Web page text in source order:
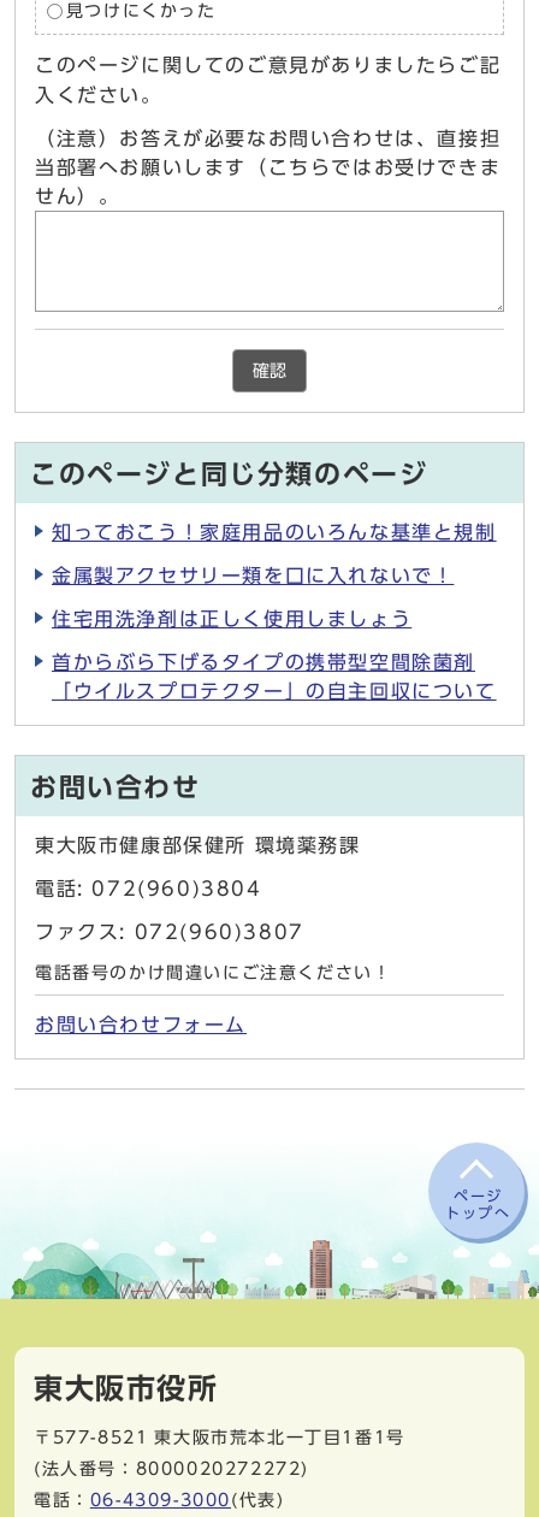
見つけにくかった
このページに関してのご意見がありましたらご記
入ください。
（注意）お答えが必要なお問い合わせは、直接担
当部署へお願いします（こちらではお受けできま
せん）。
確認
このページと同じ分類のページ
知っておこう！家庭用品のいろんな基準と規制
金属製アクセサリー類を口に入れないで！
住宅用洗浄剤は正しく使用しましょう
首からぶら下げるタイプの携帯型空間除菌剤
「ウイルスプロテクター」の自主回収について
お問い合わせ
東大阪市健康部保健所 環境薬務課
電話: 072(960)3804
ファクス: 072(960)3807
電話番号のかけ間違いにご注意ください！
お問い合わせフォーム
ページ
トップへ
東大阪市役所
〒577-8521
東大阪市荒本北一丁目1番1号
(法人番号：8000020272272)
電話： 06-4309-3000 (代表)